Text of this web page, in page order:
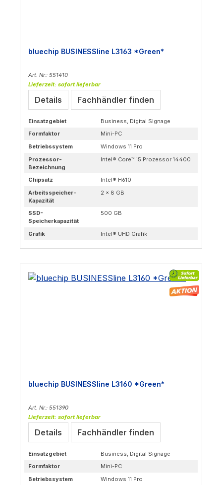
bluechip BUSINESSline L3163 *Green*
Art. Nr.: 551410
Lieferzeit: sofort lieferbar
Details Fachhändler finden
Einsatzgebiet
Business, Digital Signage
Formfaktor
Mini-PC
Betriebssystem
Windows 11 Pro
Prozessor-
Bezeichnung
Intel® Core™ i5 Prozessor 14400
Chipsatz
Intel® H610
Arbeitsspeicher-
Kapazität
2 × 8 GB
SSD-
Speicherkapazität
500 GB
Grafik Intel® UHD Grafik
bluechip BUSINESSline L3160 *Green*
Art. Nr.: 551390
Lieferzeit: sofort lieferbar
Details Fachhändler finden
Einsatzgebiet
Business, Digital Signage
Formfaktor
Mini-PC
Betriebssystem
Windows 11 Pro